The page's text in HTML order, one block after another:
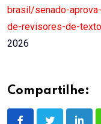
brasil/senado-
de-revisores-de-
2026
Compartilhe: